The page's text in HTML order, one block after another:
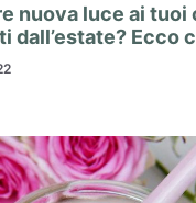
nuova luce ai tuoi
dall’estate? Ecco